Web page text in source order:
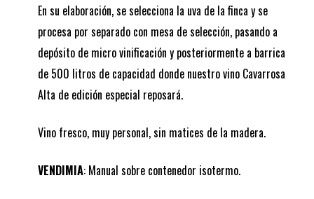
En su elaboración, se selecciona la uva de la finca y se
procesa por separado con mesa de selección, pasando a
depósito de micro vinificación y posteriormente a barrica
de 500 litros de capacidad donde nuestro vino Cavarrosa
Alta de edición especial reposará.
Vino fresco, muy personal, sin matices de la madera.
VENDIMIA: Manual sobre contenedor isotermo.